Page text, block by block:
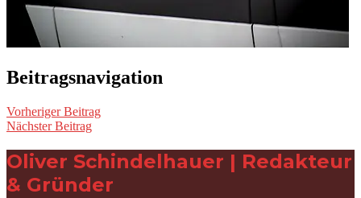
Beitragsnavigation
Vorheriger Beitrag
Nächster Beitrag
Oliver Schindelhauer | Redakteur
& Gründer